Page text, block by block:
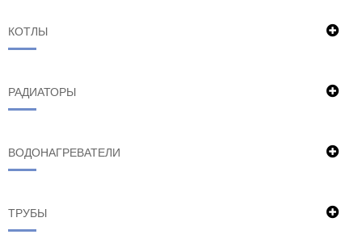
КОТЛЫ
РАДИАТОРЫ
ВОДОНАГРЕВАТЕЛИ
ТРУБЫ